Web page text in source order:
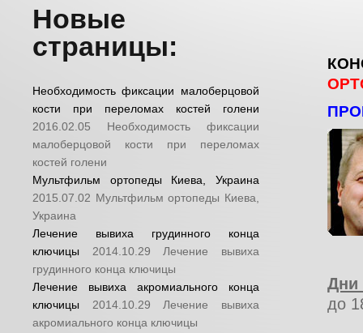
Новые
страницы:
Необходимость фиксации малоберцовой
кости при переломах костей голени
2016.02.05
Необходимость фиксации
малоберцовой кости при переломах
костей голени
Мультфильм ортопеды Киева, Украина
2015.07.02 Мультфильм ортопеды Киева,
Украина
Лечение вывиха грудинного конца
ключицы
2014.10.29
Лечение вывиха
грудинного конца ключицы
Лечение вывиха акромиального конца
ключицы
2014.10.29
Лечение вывиха
акромиального конца ключицы
Дни
до